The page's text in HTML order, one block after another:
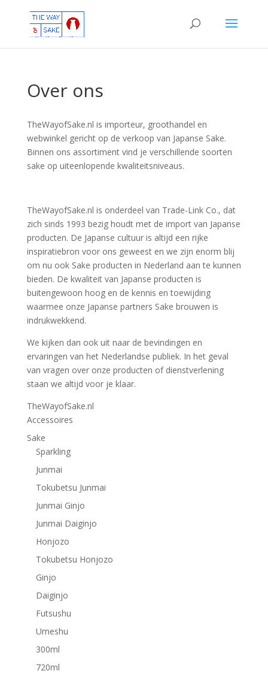
Over ons
TheWayofSake.nl is importeur, groothandel en
webwinkel gericht op de verkoop van Japanse Sake.
Binnen ons assortiment vind je verschillende soorten
sake op uiteenlopende kwaliteitsniveaus.
TheWayofSake.nl is onderdeel van Trade-Link Co., dat
zich sinds 1993 bezig houdt met de import van Japanse
producten. De Japanse cultuur is altijd een rijke
inspiratiebron voor ons geweest en we zijn enorm blij
om nu ook Sake producten in Nederland aan te kunnen
bieden. De kwaliteit van Japanse producten is
buitengewoon hoog en de kennis en toewijding
waarmee onze Japanse partners Sake brouwen is
indrukwekkend.
We kijken dan ook uit naar de bevindingen en
ervaringen van het Nederlandse publiek. In het geval
van vragen over onze producten of dienstverlening
staan we altijd voor je klaar.
TheWayofSake.nl
Accessoires
Sake
Sparkling
Junmai
Tokubetsu Junmai
Junmai Ginjo
Junmai Daiginjo
Honjozo
Tokubetsu Honjozo
Ginjo
Daiginjo
Futsushu
Umeshu
300ml
720ml